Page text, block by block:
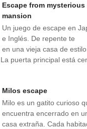
Escape from mysterious
mansion
Un juego de escape en
e Inglés. De repente te
una vieja casa de estilo
puerta principal está
Milos escape
Milo es un gatito curioso
encuentra encerrado en
casa extraña. Cada